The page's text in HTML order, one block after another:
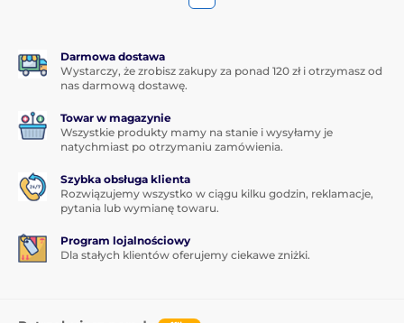
Darmowa dostawa
Wystarczy, że zrobisz zakupy za ponad 120 zł i otrzymasz od
nas darmową dostawę.
Towar w magazynie
Wszystkie produkty mamy na stanie i wysyłamy je
natychmiast po otrzymaniu zamówienia.
Szybka obsługa klienta
Rozwiązujemy wszystko w ciągu kilku godzin, reklamacje,
pytania lub wymianę towaru.
Program lojalnościowy
Dla stałych klientów oferujemy ciekawe zniżki.